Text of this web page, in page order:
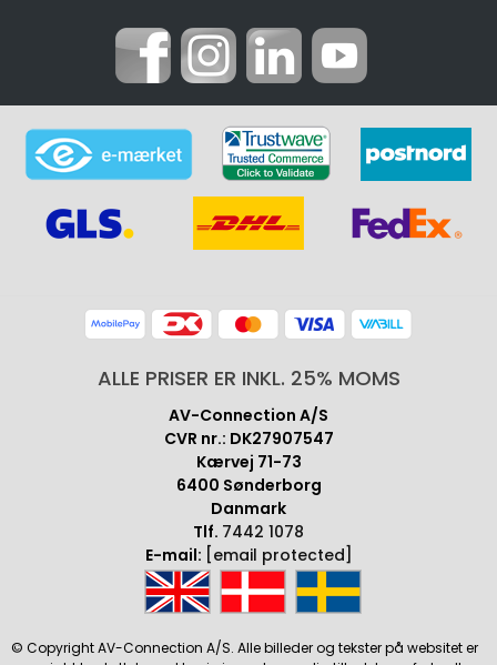
ALLE PRISER ER INKL. 25% MOMS
AV-Connection A/S
CVR nr.: DK27907547
Kærvej 71-73
6400 Sønderborg
Danmark
Tlf. 7442 1078
E-mail: [email protected]
© Copyright AV-Connection A/S. Alle billeder og tekster på websitet er